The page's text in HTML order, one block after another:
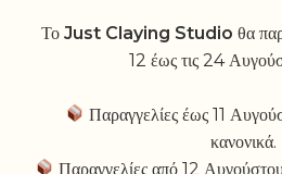
PAINTING
CERAMICS
Το Just Claying Studio θα
12 έως τις 24
Παραγγελίες έως 11
κανονικά.
Παραγγελίες από 12